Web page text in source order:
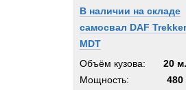
В наличии на складе
самосвал DAF Trekker
MDT
Объём кузова:
20
Мощность:
480